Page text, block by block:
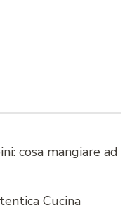
cosa mangiare ad
Cucina